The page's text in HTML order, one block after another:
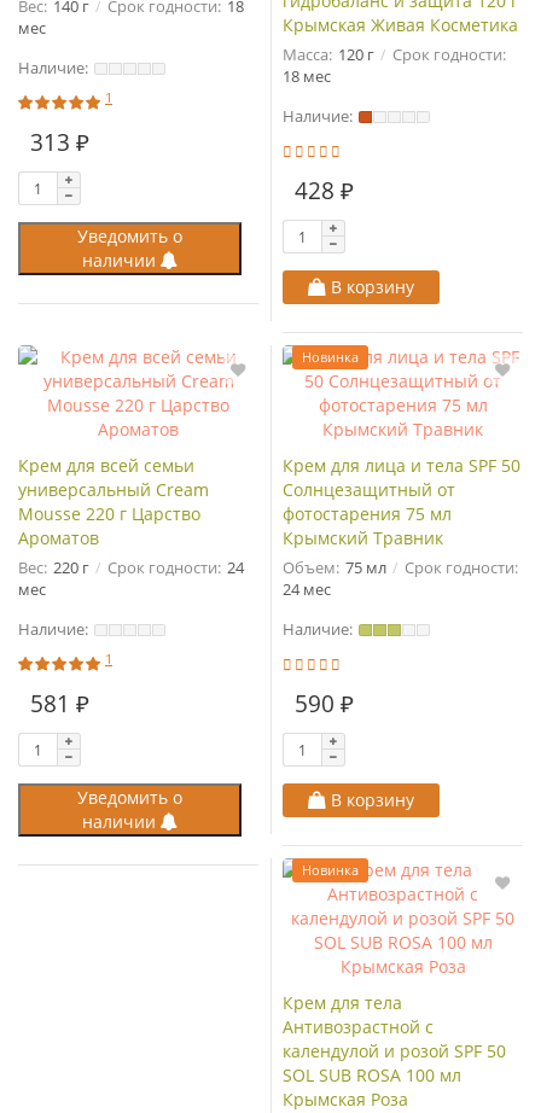
Вес: 140 г Срок годности: 18
мес
Наличие:
1
313 ₽
Уведомить о
наличии
Крымская Живая Косметика
Масса: 120 г
Срок годности:
18 мес
Наличие:
428 ₽
В корзину
Крем для всей семьи
универсальный Cream
Mousse 220 г Царство
Ароматов
Вес: 220 г Срок годности: 24
мес
Наличие:
1
581 ₽
Уведомить о
наличии
Новинка
Крем для лица и тела SPF 50
Солнцезащитный от
фотостарения 75 мл
Крымский Травник
Объем: 75 мл
Срок годности:
24 мес
Наличие:
590 ₽
В корзину
Новинка
Крем для тела
Антивозрастной с
календулой и розой SPF 50
SOL SUB ROSA 100 мл
Крымская Роза